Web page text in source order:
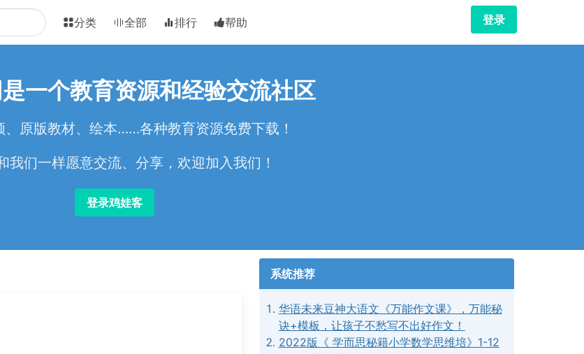
分类 全部 排行 帮助 登录
一个教育资源和经验交流社区
、原版教材、绘本……各种教育资源免费下载！
我们一样愿意交流、分享，欢迎加入我们！
登录鸡娃客
系统推荐
华语未来豆神大语文《万能作文课》，万能秘
诀+模板，让孩子不愁写不出好作文！
2022版《 学而思秘籍小学数学思维培》1-12